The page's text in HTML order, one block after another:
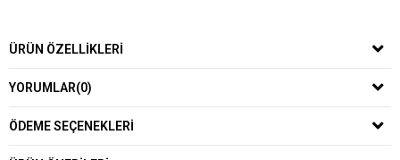
ÜRÜN ÖZELLIKLERI
YORUMLAR(0)
ÖDEME SEÇENEKLERI